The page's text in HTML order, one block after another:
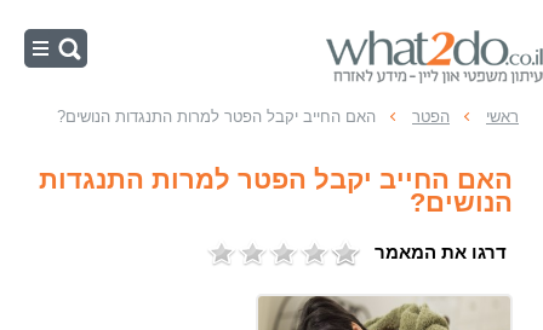
ראשי
תום לב בפשיטת רגל
ראשי הפטר האם החייב יקבל הפטר למרות התנגדות הנושים?
האם החייב יקבל הפטר למרות התנגדות
הנושים?
דרגו את המאמר